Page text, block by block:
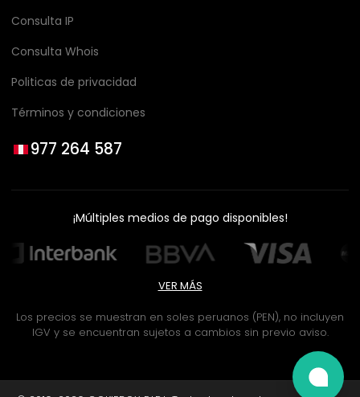
Consulta IP
Consulta Whois
Politicas de privacidad
Términos y condiciones
977 264 587
¡Múltiples medios de pago disponibles!
VER MÁS
Los precios se muestran en soles peruanos (PEN), no incluyen
IGV y se encuentran sujetos a cambios sin previo aviso.